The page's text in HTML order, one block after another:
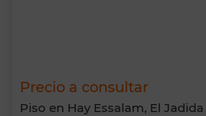
Precio a consultar
Piso en Hay Essalam, El Jadida